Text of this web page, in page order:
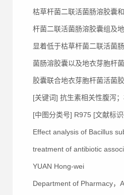
枯草杆菌二联活菌肠溶胶囊
杆菌二联活菌肠溶胶囊组及
显着低于枯草杆菌二联活菌
菌肠溶胶囊以及地衣芽胞杆
胶囊联合地衣芽胞杆菌活菌
[关键词] 抗生素相关性腹泻
[中图分类号] R975 [文献标
Effect analysis of Bacillus
treatment of antibiotic
YUAN Hong-wei
Department of Pharmacy，